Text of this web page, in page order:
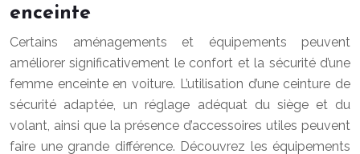
enceinte
Certains aménagements et équipements peuvent
améliorer significativement le confort et la sécurité d’une
femme enceinte en voiture. L’utilisation d’une ceinture de
sécurité adaptée, un réglage adéquat du siège et du
volant, ainsi que la présence d’accessoires utiles peuvent
faire une grande différence. Découvrez les équipements